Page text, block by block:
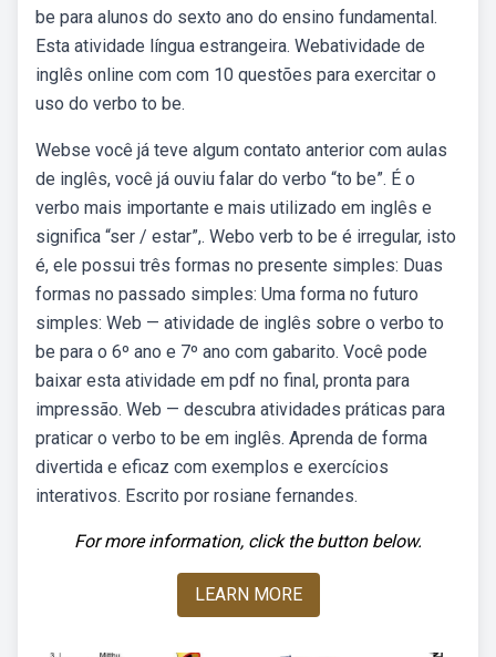
be para alunos do sexto ano do ensino fundamental.
Esta atividade língua estrangeira. Webatividade de
inglês online com com 10 questões para exercitar o
uso do verbo to be.
Webse você já teve algum contato anterior com aulas
de inglês, você já ouviu falar do verbo “to be”. É o
verbo mais importante e mais utilizado em inglês e
significa “ser / estar”,. Webo verb to be é irregular, isto
é, ele possui três formas no presente simples: Duas
formas no passado simples: Uma forma no futuro
simples: Web — atividade de inglês sobre o verbo to
be para o 6º ano e 7º ano com gabarito. Você pode
baixar esta atividade em pdf no final, pronta para
impressão. Web — descubra atividades práticas para
praticar o verbo to be em inglês. Aprenda de forma
divertida e eficaz com exemplos e exercícios
interativos. Escrito por rosiane fernandes.
For more information, click the button below.
LEARN MORE